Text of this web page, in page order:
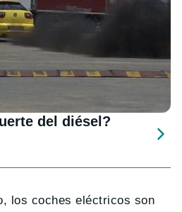
del diésel?
los coches eléctricos son